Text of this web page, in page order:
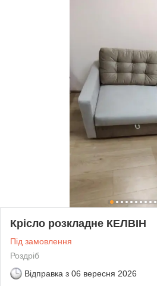
Крісло розкладне КЕЛВІН
Під замовлення
Роздріб
Відправка з 06 вересня 2026